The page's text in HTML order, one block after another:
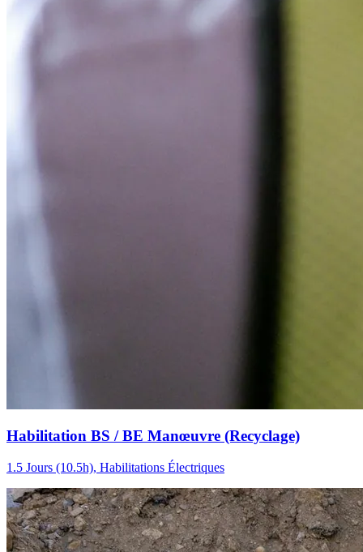
Habilitation BS / BE Manœuvre (Recyclage)
1.5 Jours (10.5h), Habilitations Électriques